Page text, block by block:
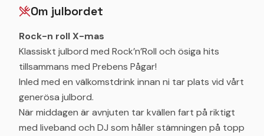
Om julbordet
Rock-n roll X-mas
Klassiskt julbord med Rock’n’Roll och ösiga hits
tillsammans med Prebens Pågar!
Inled med en välkomstdrink innan ni tar plats vid vårt
generösa julbord.
När middagen är avnjuten tar kvällen fart på riktigt
med liveband och DJ som håller stämningen på topp